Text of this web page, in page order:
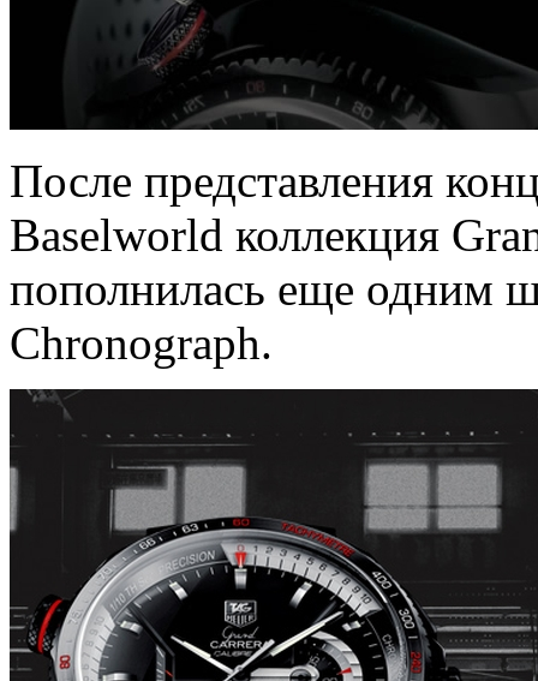
После представления
Baselworld коллекция
пополнилась еще одним
Chronograph.